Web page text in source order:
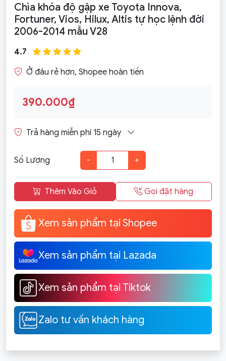
Chìa khóa độ gập xe Toyota Innova,
Fortuner, Vios, Hilux, Altis tự học lệnh đời
2006-2014 mẫu V28
4.7
Ở đâu rẻ hơn, Shopee hoàn tiền
390.000₫
Trả hàng miễn phí 15 ngày
Số Lượng - +
Thêm Vào Giỏ Gọi đặt hàng
Xem sản phẩm tại Shopee
Xem sản phẩm tại Lazada
Xem sản phẩm tại Tiktok
Zalo tư vấn khách hàng